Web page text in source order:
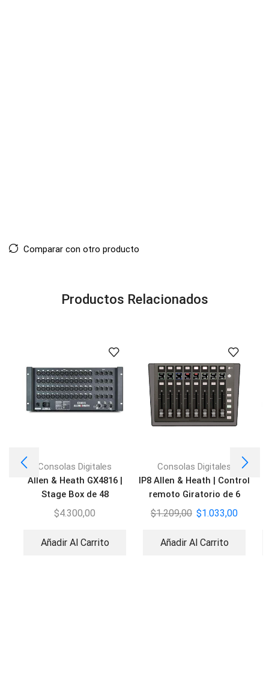
Comparar con otro producto
Productos Relacionados
Consolas Digitales
Allen & Heath GX4816 |
Stage Box de 48
entradas/16 salidas XLR
$4.300,00
Añadir Al Carrito
Consolas Digitales
IP8 Allen & Heath | Control
remoto Giratorio de 6
velocidades
$1.209,00 $1.033,00
Añadir Al Carrito